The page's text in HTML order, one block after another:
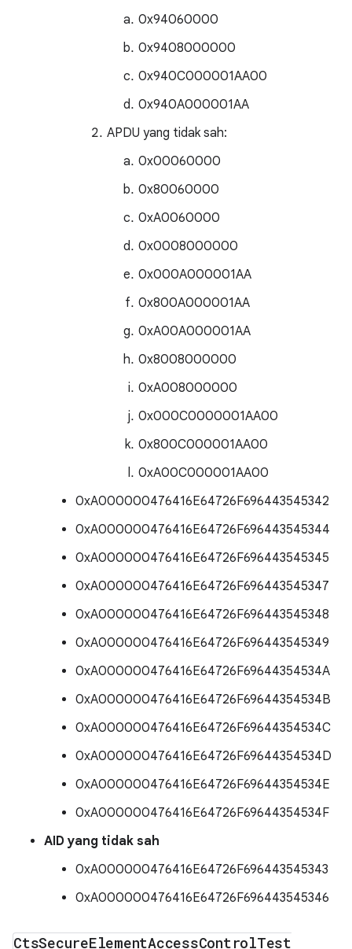
0x94060000
0x9408000000
0x940C000001AA00
0x940A000001AA
APDU yang tidak sah:
0x00060000
0x80060000
0xA0060000
0x0008000000
0x000A000001AA
0x800A000001AA
0xA00A000001AA
0x8008000000
0xA008000000
0x000C0000001AA00
0x800C000001AA00
0xA00C000001AA00
0xA000000476416E64726F696443545342
0xA000000476416E64726F696443545344
0xA000000476416E64726F696443545345
0xA000000476416E64726F696443545347
0xA000000476416E64726F696443545348
0xA000000476416E64726F696443545349
0xA000000476416E64726F69644354534A
0xA000000476416E64726F69644354534B
0xA000000476416E64726F69644354534C
0xA000000476416E64726F69644354534D
0xA000000476416E64726F69644354534E
0xA000000476416E64726F69644354534F
AID yang tidak sah
0xA000000476416E64726F696443545343
0xA000000476416E64726F696443545346
CtsSecureElementAccessControlTest